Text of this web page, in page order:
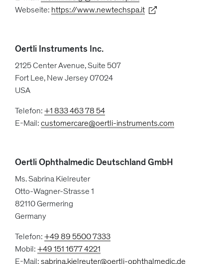
Webseite: https://www.newtechspa.it
Oertli Instruments Inc.
2125 Center Avenue, Suite 507
Fort Lee, New Jersey 07024
USA
Telefon:+1 833 463 78 54
E-Mail:customercare@oertli-instruments.com
Oertli Ophthalmedic Deutschland GmbH
Ms. Sabrina Kielreuter
Otto-Wagner-Strasse 1
82110 Germering
Germany
Telefon:+49 89 5500 7333
Mobil:+49 151 1677 4221
E-Mail:sabrina.kielreuter@oertli-ophthalmedic.de